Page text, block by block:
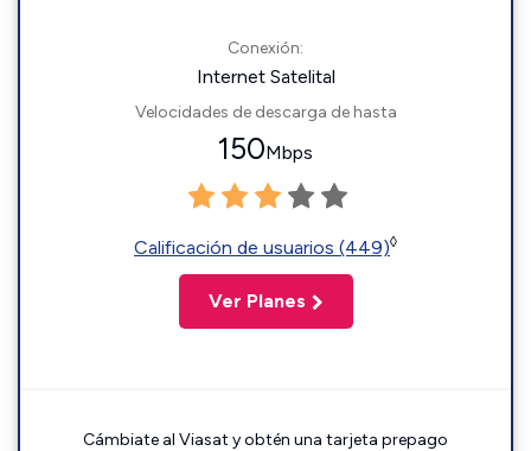
Conexión:
Internet Satelital
Velocidades de descarga de hasta
150Mbps
Calificación de usuarios (449)◊
Ver Planes
Cámbiate al Viasat y obtén una tarjeta prepago